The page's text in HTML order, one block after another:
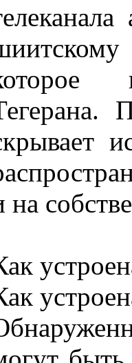
на